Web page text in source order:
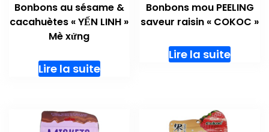
Bonbons au sésame &
cacahuètes « YẾN LINH »
Mè xửng
Lire la suite
Bonbons mou PEELING
saveur raisin « COKOC »
Lire la suite